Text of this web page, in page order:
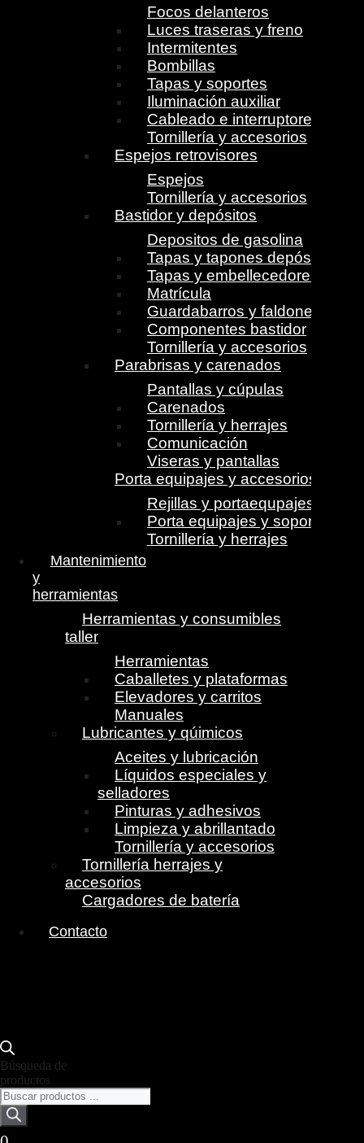
Focos delanteros
Luces traseras y freno
Intermitentes
Bombillas
Tapas y soportes
Iluminación auxiliar
Cableado e interruptores
Tornillería y accesorios
Espejos retrovisores
Espejos
Tornillería y accesorios
Bastidor y depósitos
Depositos de gasolina
Tapas y tapones depósito
Tapas y embellecedores
Matrícula
Guardabarros y faldones
Componentes bastidor
Tornillería y accesorios
Parabrisas y carenados
Pantallas y cúpulas
Carenados
Tornillería y herrajes
Comunicación
Viseras y pantallas
Porta equipajes y accesorios
Rejillas y portaequpajes
Porta equipajes y soportes
Tornillería y herrajes
Mantenimiento
y
herramientas
Herramientas y consumibles
taller
Herramientas
Caballetes y plataformas
Elevadores y carritos
Manuales
Lubricantes y qúimicos
Aceites y lubricación
Líquidos especiales y
selladores
Pinturas y adhesivos
Limpieza y abrillantado
Tornillería y accesorios
Tornillería herrajes y
accesorios
Cargadores de batería
Contacto
Búsqueda de
productos